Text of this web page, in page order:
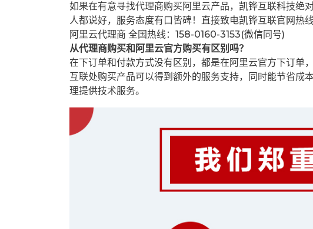
如果在有意寻找代理商购买阿里云产品，凯铧互联科技绝
人都说好，服务态度有口皆碑！直接致电凯铧互联官网热
阿里云代理商 全国热线：158-0160-3153(微信同号)
从代理商购买和阿里云官方购买有区别吗？
在下订单和付款方式没有区别，都是在阿里云官方下订单
互联处购买产品可以得到额外的服务支持，同时能节省成
理提供技术服务。